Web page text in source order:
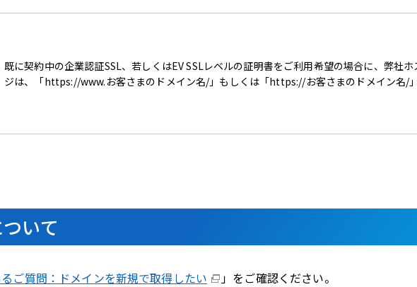
既に契約中の企業認証SSL、若しくはEV SSLレベルの証明書をご利用希望の場合に、弊社
ジは、「https://www.お客さまのドメイン名/」もしくは「https://お客さまのドメイン名/」
いて
ご質問：ドメインを新規で取得したい 」をご確認ください。